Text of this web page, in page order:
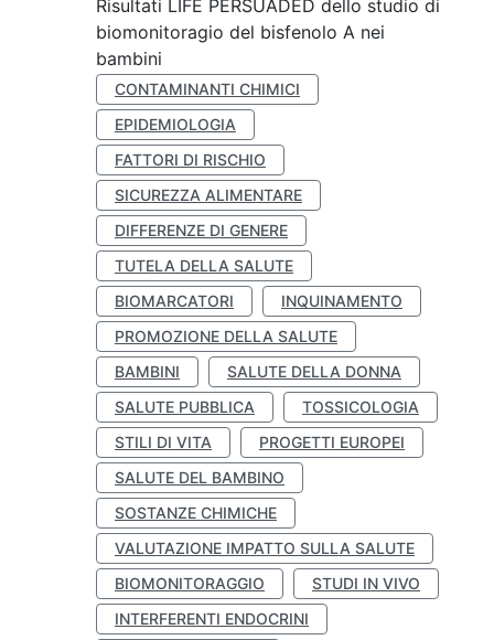
Risultati LIFE PERSUADED dello studio di
biomonitoragio del bisfenolo A nei
bambini
CONTAMINANTI CHIMICI
EPIDEMIOLOGIA
FATTORI DI RISCHIO
SICUREZZA ALIMENTARE
DIFFERENZE DI GENERE
TUTELA DELLA SALUTE
BIOMARCATORI
INQUINAMENTO
PROMOZIONE DELLA SALUTE
BAMBINI
SALUTE DELLA DONNA
SALUTE PUBBLICA
TOSSICOLOGIA
STILI DI VITA
PROGETTI EUROPEI
SALUTE DEL BAMBINO
SOSTANZE CHIMICHE
VALUTAZIONE IMPATTO SULLA SALUTE
BIOMONITORAGGIO
STUDI IN VIVO
INTERFERENTI ENDOCRINI